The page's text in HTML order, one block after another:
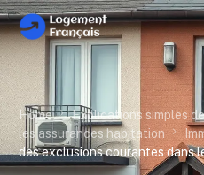
Home
Explications simples
les assurances habitation
des exclusions courantes dans